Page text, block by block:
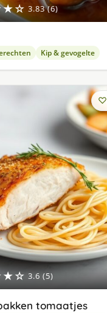
3.83 (6)
Kip & gevogelte
3.6 (5)
tomaatjes